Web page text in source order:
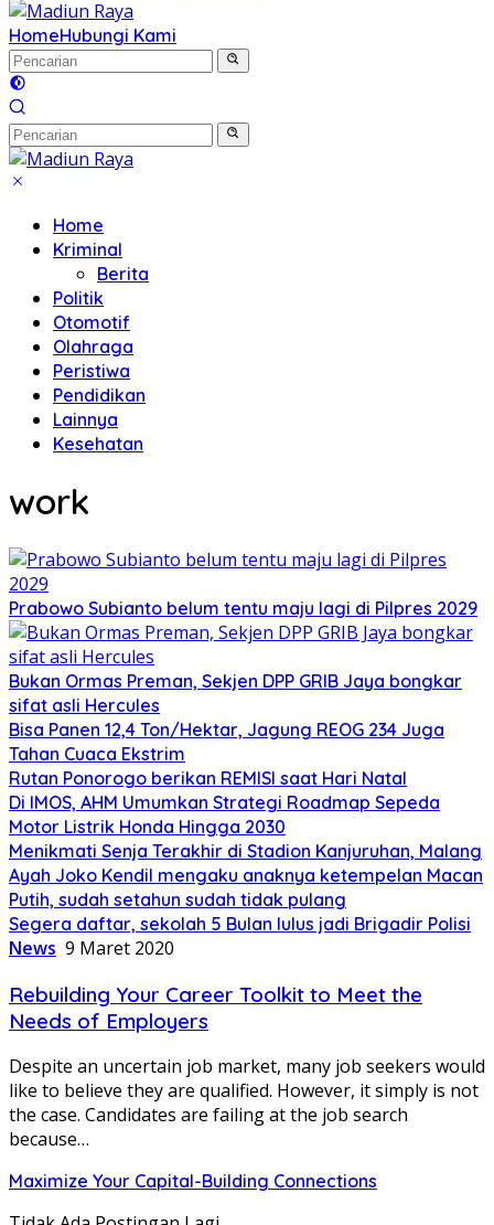
HomeHubungi Kami
Home
Kriminal
Berita
Politik
Otomotif
Olahraga
Peristiwa
Pendidikan
Lainnya
Kesehatan
work
Prabowo Subianto belum tentu maju lagi di Pilpres 2029
Bukan Ormas Preman, Sekjen DPP GRIB Jaya bongkar
sifat asli Hercules
Bisa Panen 12,4 Ton/Hektar, Jagung REOG 234 Juga
Tahan Cuaca Ekstrim
Rutan Ponorogo berikan REMISI saat Hari Natal
Di IMOS, AHM Umumkan Strategi Roadmap Sepeda
Motor Listrik Honda Hingga 2030
Menikmati Senja Terakhir di Stadion Kanjuruhan, Malang
Ayah Joko Kendil mengaku anaknya ketempelan Macan
Putih, sudah setahun sudah tidak pulang
Segera daftar, sekolah 5 Bulan lulus jadi Brigadir Polisi
News 9 Maret 2020
Rebuilding Your Career Toolkit to Meet the
Needs of Employers
Despite an uncertain job market, many job seekers would
like to believe they are qualified. However, it simply is not
the case. Candidates are failing at the job search
because…
Maximize Your Capital-Building Connections